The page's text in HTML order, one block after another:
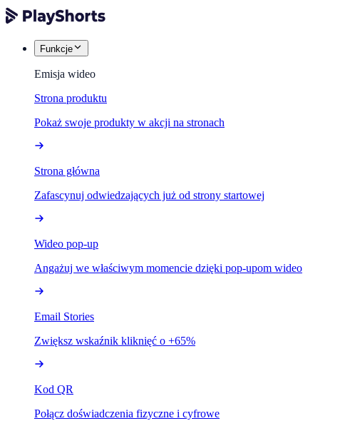
Funkcje
Emisja wideo
Strona produktu
Pokaż swoje produkty w akcji na stronach
Strona główna
Zafascynuj odwiedzających już od strony startowej
Wideo pop-up
Angażuj we właściwym momencie dzięki pop-upom wideo
Email Stories
Zwiększ wskaźnik kliknięć o +65%
Kod QR
Połącz doświadczenia fizyczne i cyfrowe